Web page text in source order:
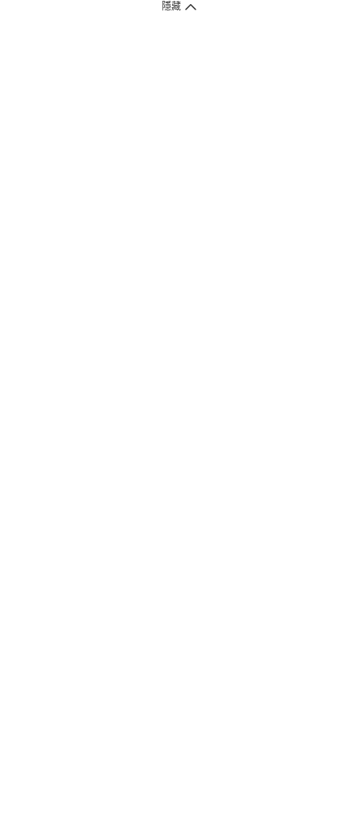
隱藏